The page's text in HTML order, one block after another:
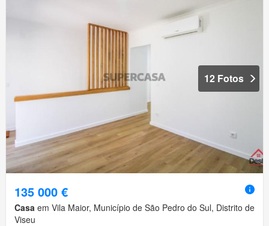
12 Fotos
135 000 €
Casa em Vila Maior, Município de São Pedro do Sul, Distrito de
Viseu